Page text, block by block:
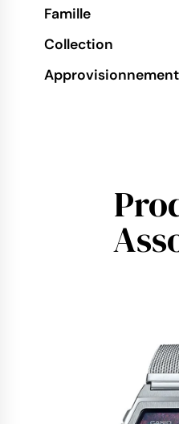
Famille
Collection
Approvisionnement